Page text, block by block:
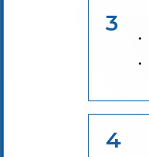
3
4